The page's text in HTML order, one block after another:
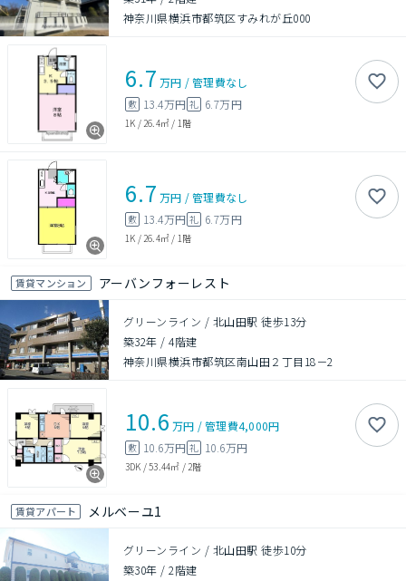
神奈川県横浜市都筑区すみれが丘000
6.7 万円 /管理費なし
敷 13.4万円 礼 6.7万円
1K / 26.4㎡ / 1階
6.7 万円 /管理費なし
敷 13.4万円 礼 6.7万円
1K / 26.4㎡ / 1階
賃貸マンション アーバンフォーレスト
グリーンライン / 北山田駅 徒歩13分
築32年 /4階建
神奈川県横浜市都筑区南山田２丁目18－2
10.6 万円 /管理費4,000円
敷 10.6万円 礼 10.6万円
3DK /53.44㎡ / 2階
賃貸アパート メルベーユ1
グリーンライン / 北山田駅 徒歩10分
築30年 /2階建